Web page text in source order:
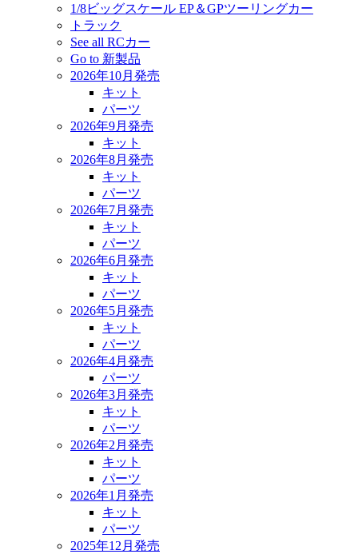
1/8ビッグスケール EP＆GPツーリングカー
トラック
See all RCカー
Go to 新製品
2026年10月発売
キット
パーツ
2026年9月発売
キット
2026年8月発売
キット
パーツ
2026年7月発売
キット
パーツ
2026年6月発売
キット
パーツ
2026年5月発売
キット
パーツ
2026年4月発売
パーツ
2026年3月発売
キット
パーツ
2026年2月発売
キット
パーツ
2026年1月発売
キット
パーツ
2025年12月発売